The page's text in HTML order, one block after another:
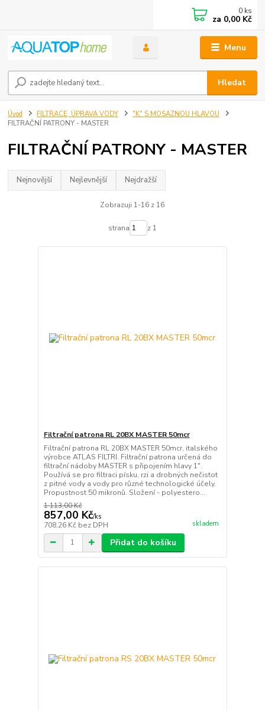
Menu
Hledat
0 ks
za 0,00 Kč
Úvod FILTRACE, ÚPRAVA VODY
"K" S MOSAZNOU HLAVOU
FILTRAČNÍ PATRONY - MASTER
FILTRAČNÍ PATRONY - MASTER
Nejnovější Nejlevnější Nejdražší
Zobrazuji 1-16 z 16
strana z 1
Filtrační patrona RL 20BX MASTER 50mcr
Filtrační patrona RL 20BX MASTER 50mcr, italského
výrobce ATLAS FILTRI. Filtrační patrona určená do
filtrační nádoby MASTER s připojením hlavy 1".
Používá se pro filtraci písku, rzi a drobných nečistot
z pitné vody a vody pro různé technologické účely.
Propustnost 50 mikronů. Složení - polyestero...
1 113,00 Kč
857,00 Kč/ks
708,26 Kč bez DPH skladem
Přidat do košíku